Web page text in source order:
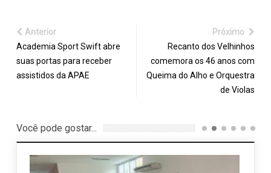
Anterior
Academia Sport Swift abre
suas portas para receber
assistidos da APAE
Próximo
Recanto dos Velhinhos
comemora os 46 anos com
Queima do Alho e Orquestra
de Violas
Você pode gostar...